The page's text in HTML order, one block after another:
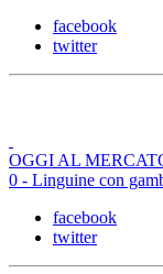
facebook
twitter
OGGI AL
0 - Linguine con
facebook
twitter